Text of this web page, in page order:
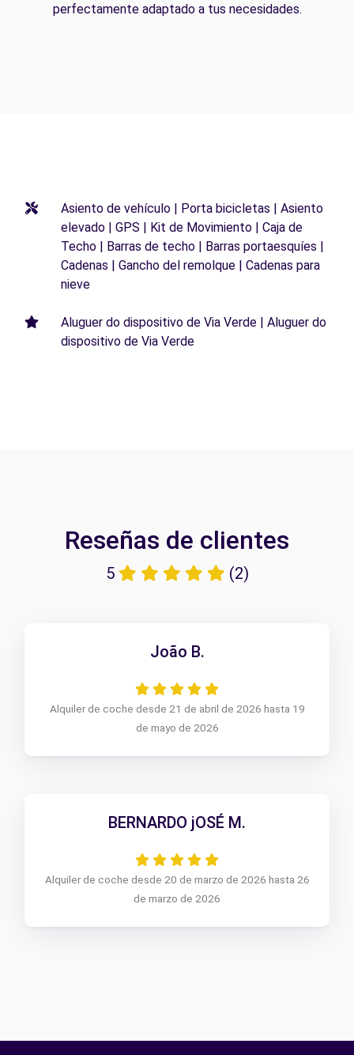
perfectamente adaptado a tus necesidades.
Asiento de vehículo | Porta bicicletas | Asiento
elevado | GPS | Kit de Movimiento | Caja de
Techo | Barras de techo | Barras portaesquíes |
Cadenas | Gancho del remolque | Cadenas para
nieve
Aluguer do dispositivo de Via Verde | Aluguer do
dispositivo de Via Verde
Reseñas de clientes
5 (2)
João B.
Alquiler de coche desde 21 de abril de 2026 hasta 19
de mayo de 2026
BERNARDO jOSÉ M.
Alquiler de coche desde 20 de marzo de 2026 hasta 26
de marzo de 2026